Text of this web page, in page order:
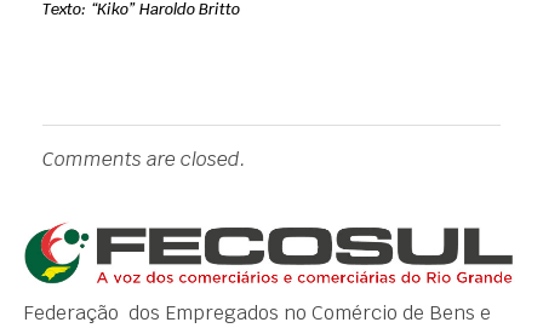
Texto: “Kiko” Haroldo Britto
Comments are closed.
Federação dos Empregados no Comércio de Bens e